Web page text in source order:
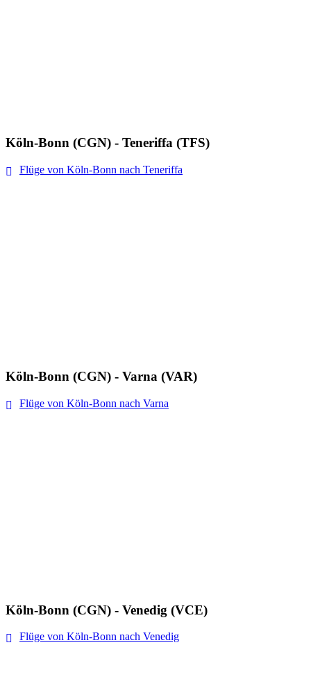
Köln-Bonn (CGN) - Teneriffa (TFS)
Flüge von Köln-Bonn nach Teneriffa
Köln-Bonn (CGN) - Varna (VAR)
Flüge von Köln-Bonn nach Varna
Köln-Bonn (CGN) - Venedig (VCE)
Flüge von Köln-Bonn nach Venedig